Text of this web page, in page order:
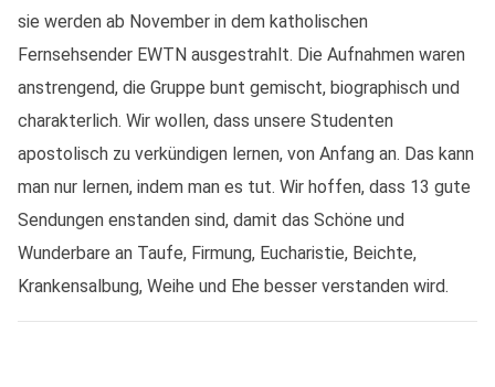
sie werden ab November in dem katholischen
Fernsehsender EWTN ausgestrahlt. Die Aufnahmen waren
anstrengend, die Gruppe bunt gemischt, biographisch und
charakterlich. Wir wollen, dass unsere Studenten
apostolisch zu verkündigen lernen, von Anfang an. Das kann
man nur lernen, indem man es tut. Wir hoffen, dass 13 gute
Sendungen enstanden sind, damit das Schöne und
Wunderbare an Taufe, Firmung, Eucharistie, Beichte,
Krankensalbung, Weihe und Ehe besser verstanden wird.